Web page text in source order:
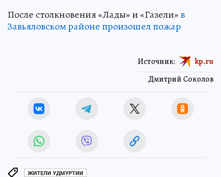
После столкновения «Лады» и «Газели»в
Завьяловском районе произошел пожар
Дмитрий Соколов
Источник: kp.ru
ЖИТЕЛИ УДМУРТИИ